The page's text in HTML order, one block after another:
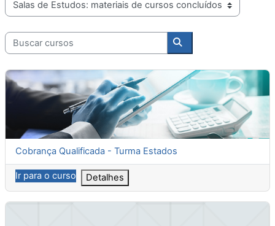
Categorias de Cursos
Buscar cursos
Buscar cursos
Cobrança Qualificada - Turma Estados
Nome do curso
Cobrança Qualificada - Turma Estados
Ir para o curso Detalhes
Lançamento Tributário - Sala de Estudos